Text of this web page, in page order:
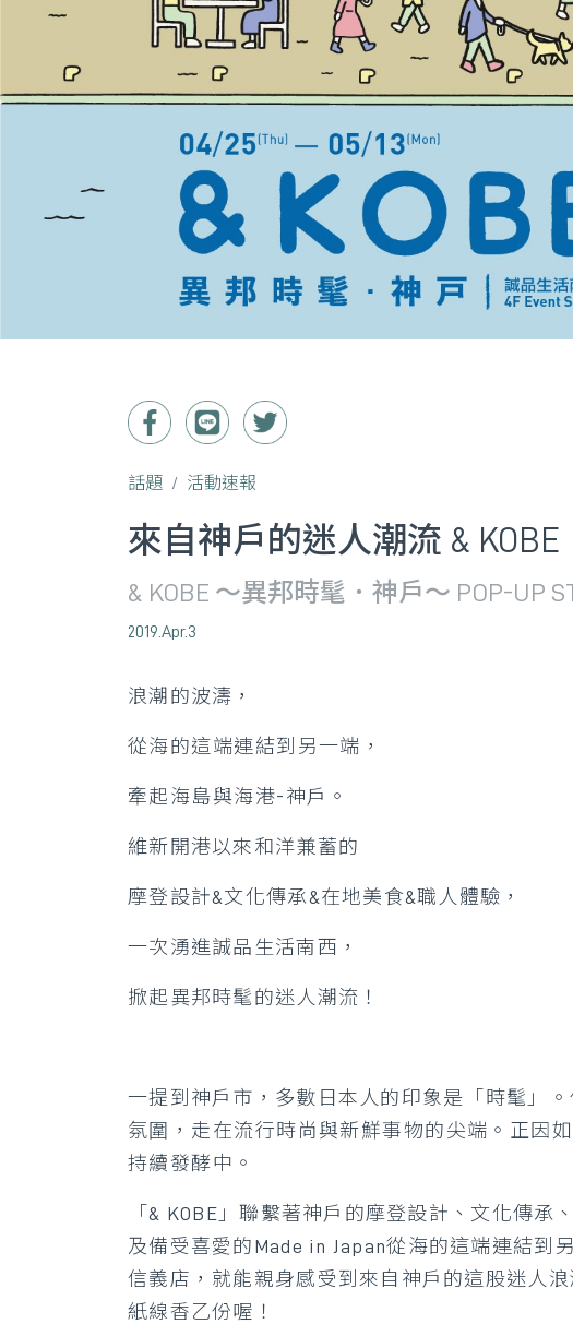
話題 活動速報
來自神戶的迷人潮流 & KOBE
& KOBE ～異邦時髦．神戶～ POP-UP
2019.Apr.3
浪潮的波濤，
從海的這端連結到另一端，
牽起海島與海港-神戶。
維新開港以來和洋兼蓄的
摩登設計&文化傳承&在地美食&職人體驗，
一次湧進誠品生活南西，
掀起異邦時髦的迷人潮流！
一提到神戶市，多數日本人的印象是「時髦」。
氛圍，走在流行時尚與新鮮事物的尖端。正因如
持續發酵中。
「& KOBE」聯繫著神戶的摩登設計、文化傳
及備受喜愛的Made in Japan從海的這端連結到
信義店，就能親身感受到來自神戶的這股迷人
紙線香乙份喔！